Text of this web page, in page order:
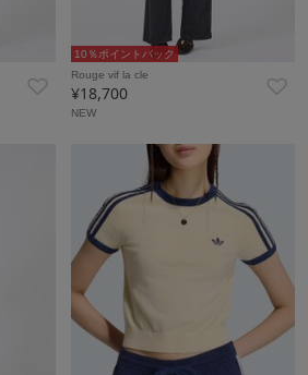
10％ポイントバック
Rouge vif la cle
¥18,700
NEW